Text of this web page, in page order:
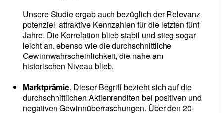
Unsere Studie ergab auch bezüglich der Relevanz
potenziell attraktive Kennzahlen für die letzten fünf
Jahre. Die Korrelation blieb stabil und stieg sogar
leicht an, ebenso wie die durchschnittliche
Gewinnwahrscheinlichkeit, die nahe am
historischen Niveau blieb.
Marktprämie. Dieser Begriff bezieht sich auf die
durchschnittlichen Aktienrenditen bei positiven und
negativen Gewinnüberraschungen. Über den 20-